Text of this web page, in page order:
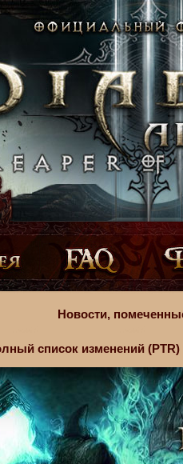
Новости,
список изменений (PTR)